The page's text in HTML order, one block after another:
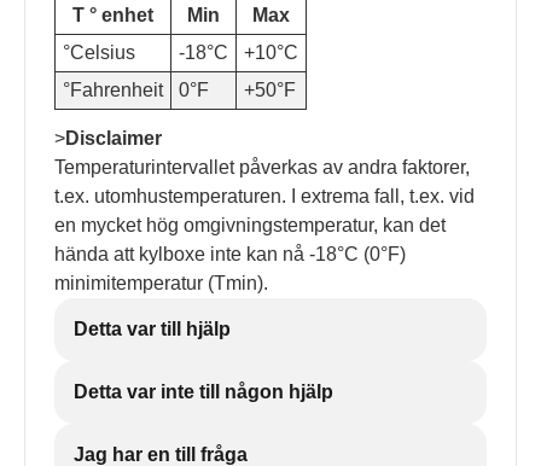
T ° enhet Min
Max
°Celsius
-18°C
+10°C
°Fahrenheit
0°F +50°F
>Disclaimer
Temperaturintervallet påverkas av andra faktorer,
t.ex. utomhustemperaturen. I extrema fall, t.ex. vid
en mycket hög omgivningstemperatur, kan det
hända att kylboxe inte kan nå -18°C (0°F)
minimitemperatur (Tmin).
Detta var till hjälp
Detta var inte till någon hjälp
Jag har en till fråga